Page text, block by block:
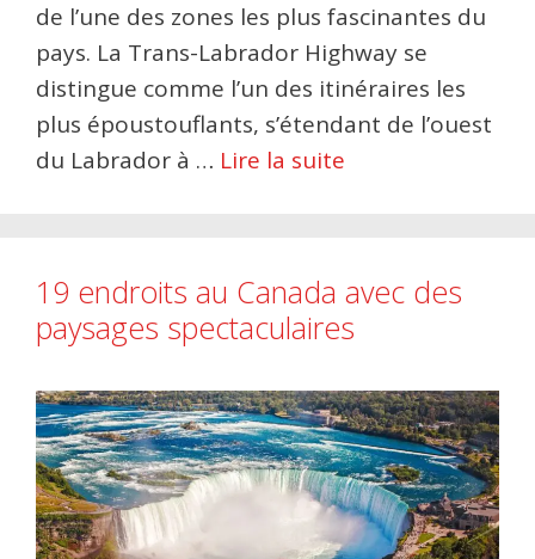
de l’une des zones les plus fascinantes du
pays. La Trans-Labrador Highway se
distingue comme l’un des itinéraires les
plus époustouflants, s’étendant de l’ouest
du Labrador à … Lire la suite
19 endroits au Canada avec des
paysages spectaculaires